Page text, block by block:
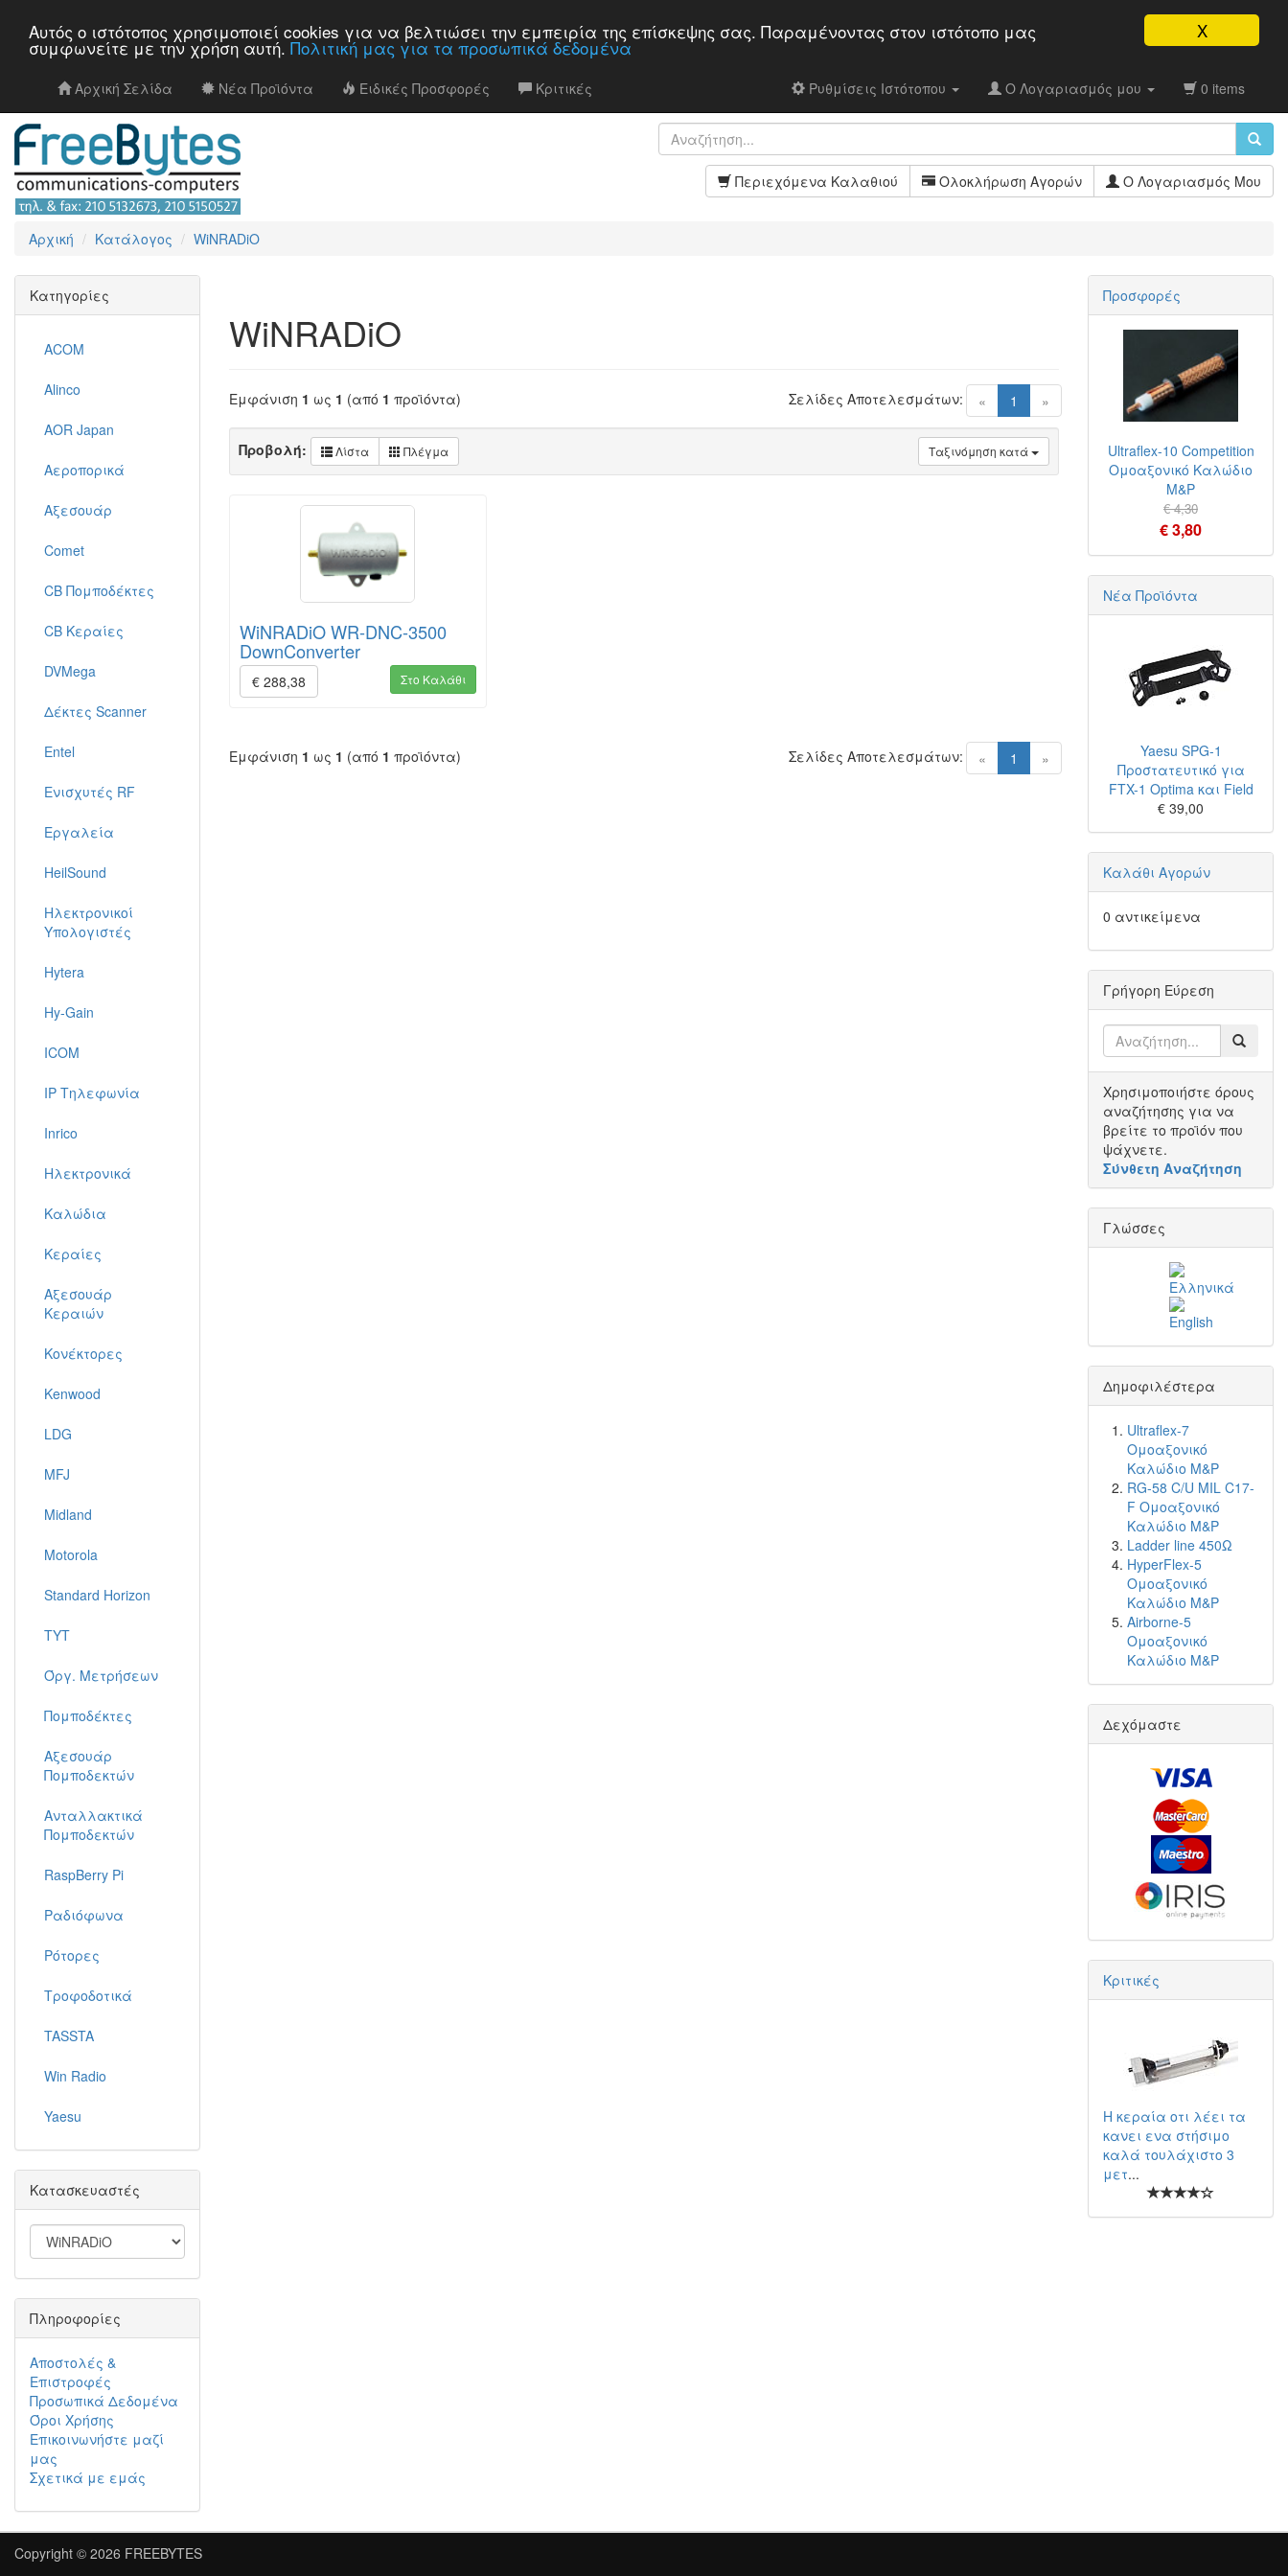
X
Αυτός ο ιστότοπος χρησιμοποιεί cookies για να βελτιώσει την εμπειρία της επίσκεψης σας. Παραμένοντας στον ιστότοπo μας
συμφωνείτε με την χρήση αυτή. Πολιτική μας για τα προσωπικά δεδομένα
Αρχική Σελίδα Νέα Προϊόντα Ειδικές Προσφορές Κριτικές Ρυθμίσεις Ιστότοπου Ο Λογαριασμός μου 0 items
Περιεχόμενα Καλαθιού Ολοκλήρωση Αγορών Ο Λογαριασμός Μου
Αρχική Κατάλογος WiNRADiO
WiNRADiO
Εμφάνιση 1 ως 1 (από 1 προϊόντα) « 1 (current)
»
Σελίδες Αποτελεσμάτων:
Ταξινόμηση κατά
Προβολή: Λίστα Πλέγμα
WiNRADiO WR-DNC-3500
DownConverter
€ 288,38 Στο Καλάθι
Εμφάνιση 1 ως 1 (από 1 προϊόντα) « 1 (current)
»
Σελίδες Αποτελεσμάτων:
Κατηγορίες
ACOM
Alinco
AOR Japan
Αεροπορικά
Αξεσουάρ
Comet
CB Πομποδέκτες
CB Κεραίες
DVMega
Δέκτες Scanner
Entel
Ενισχυτές RF
Εργαλεία
HeilSound
Ηλεκτρονικοί
Υπολογιστές
Hytera
Hy-Gain
ICOM
IP Τηλεφωνία
Inrico
Ηλεκτρονικά
Καλώδια
Κεραίες
Αξεσουάρ
Κεραιών
Κονέκτορες
Kenwood
LDG
MFJ
Midland
Motorola
Standard Horizon
TYT
Όργ. Μετρήσεων
Πομποδέκτες
Αξεσουάρ
Πομποδεκτών
Ανταλλακτικά
Πομποδεκτών
RaspBerry Pi
Ραδιόφωνα
Ρότορες
Τροφοδοτικά
TASSTA
Win Radio
Yaesu
Κατασκευαστές
Πληροφορίες
Αποστολές &
Επιστροφές
Προσωπικά Δεδομένα
Όροι Χρήσης
Επικοινωνήστε μαζί
μας
Σχετικά με εμάς
Προσφορές
Ultraflex-10 Competition
Ομοαξονικό Καλώδιο
M&P
€ 4,30
€ 3,80
Νέα Προϊόντα
Yaesu SPG-1
Προστατευτικό για
FTX-1 Optima και Field
€ 39,00
Καλάθι Αγορών
0 αντικείμενα
Γρήγορη Εύρεση
Χρησιμοποιήστε όρους
αναζήτησης για να
βρείτε το προϊόν που
ψάχνετε.
Σύνθετη Αναζήτηση
Γλώσσες
Δημοφιλέστερα
Ultraflex-7
Ομοαξονικό
Καλώδιο M&P
RG-58 C/U MIL C17-
F Ομοαξονικό
Καλώδιο M&P
Ladder line 450Ω
HyperFlex-5
Ομοαξονικό
Καλώδιο M&P
Airborne-5
Ομοαξονικό
Καλώδιο M&P
Δεχόμαστε
Κριτικές
Η κεραία οτι λέει τα
κανει ενα στήσιμο
καλά τουλάχιστο 3
μετ...
Copyright © 2026 FREEBYTES